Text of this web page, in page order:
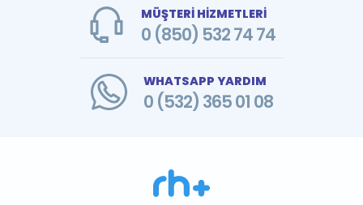
MÜŞTERİ HİZMETLERİ
0 (850) 532 74 74
WHATSAPP YARDIM
0 (532) 365 01 08